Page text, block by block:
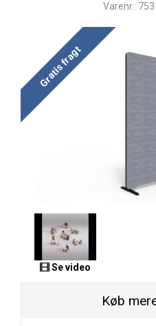
Varenr.:
Gratis fragt
Se video
Køb